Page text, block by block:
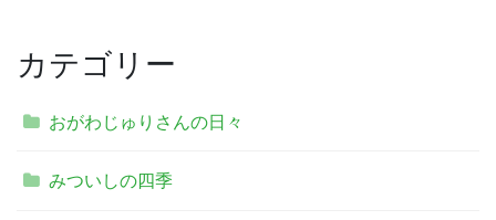
カテゴリー
おがわじゅりさんの日々
みついしの四季